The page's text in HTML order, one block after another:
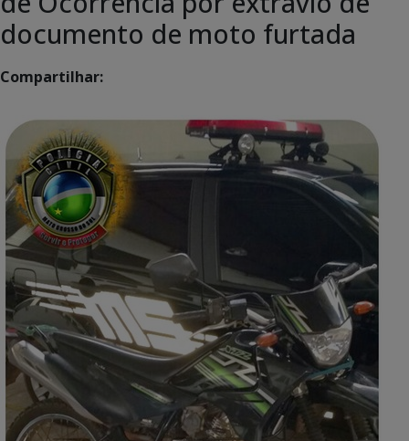
documento de moto furtada
Compartilhar: